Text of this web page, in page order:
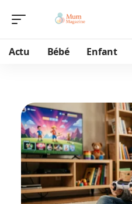
Actu Bébé Enfant